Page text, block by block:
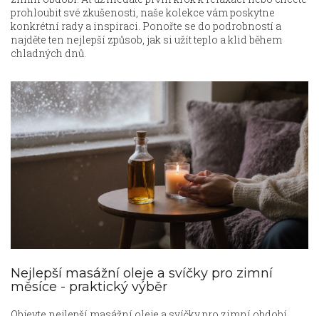
prohloubit své zkušenosti, naše kolekce vám poskytne
konkrétní rady a inspiraci. Ponořte se do podrobností a
najděte ten nejlepší způsob, jak si užít teplo a klid během
chladných dnů.
Nejlepší masážní oleje a svíčky pro zimní
měsíce - praktický výběr